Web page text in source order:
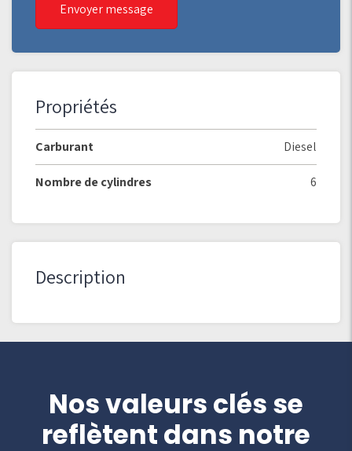
Envoyer message
Propriétés
Carburant Diesel
Nombre de cylindres 6
Description
Nos valeurs clés se
reflètent dans notre